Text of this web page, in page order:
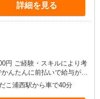
詳細を見る
円 ご経験・スキルにより考
んたんに前払いで給与が受
条件あり） 車通勤の場合、
支給（駐車場あり）
こ浦西駅から車で40分